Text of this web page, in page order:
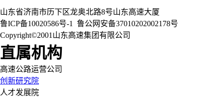
山东省济南市历下区龙奥北路8号山东高速大厦
鲁ICP备10020586号-1
鲁公网安备37010202002178号
Copyright©2001山东高速集团有限公司
直属机构
高速公路运营公司
创新研究院
人才发展院